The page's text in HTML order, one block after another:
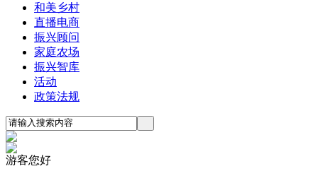
和美乡村
直播电商
振兴顾问
家庭农场
振兴智库
活动
政策法规
游客您好